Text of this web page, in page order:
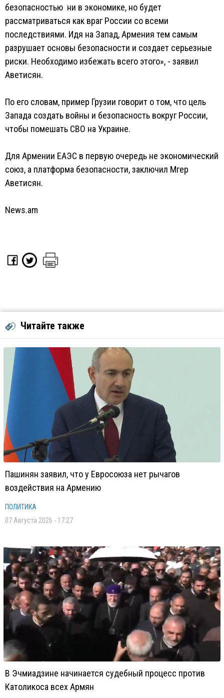
безопасностью ни в экономике, но будет
рассматриваться как враг России со всеми
последствиями. Идя на Запад, Армения тем самым
разрушает основы безопасности и создает серьезные
риски. Необходимо избежать всего этого», - заявил
Аветисян.
По его словам, пример Грузии говорит о том, что цель
Запада создать войны и безопасность вокруг России,
чтобы помешать СВО на Украине.
Для Армении ЕАЭС в первую очередь не экономический
союз, а платформа безопасности, заключил Мгер
Аветисян.
News.am
Читайте также
Пашинян заявил, что у Евросоюза нет рычагов
воздействия на Армению
ПОЛИТИКА
07 Августа 2026 - 17:27
В Эчмиадзине начинается судебный процесс против
Католикоса всех Армян